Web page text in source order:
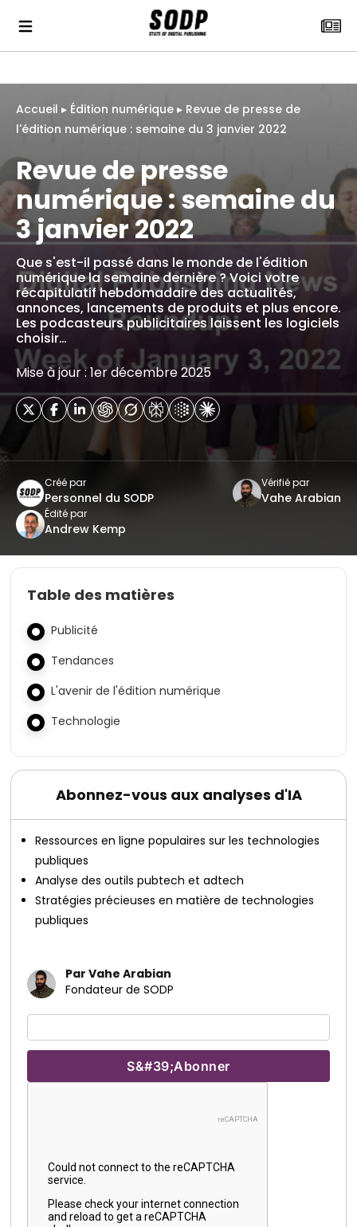
Accueil ▸ Édition numérique ▸ Revue de presse de
l'édition numérique : semaine du 3 janvier 2022
Revue de presse
numérique : semaine du
3 janvier 2022
Que s'est-il passé dans le monde de l'édition
numérique la semaine dernière ? Voici votre
récapitulatif hebdomadaire des actualités,
annonces, lancements de produits et plus encore.
Les podcasteurs publicitaires laissent les logiciels
choisir…
Mise à jour : 1er décembre 2025
Créé par
Personnel du SODP
Vérifié par
Vahe Arabian
Édité par
Andrew Kemp
Table des matières
Publicité
Tendances
L'avenir de l'édition numérique
Technologie
Abonnez-vous aux analyses d'IA
Ressources en ligne populaires sur les technologies
publiques
Analyse des outils pubtech et adtech
Stratégies précieuses en matière de technologies
publiques
Par Vahe Arabian
Fondateur de SODP